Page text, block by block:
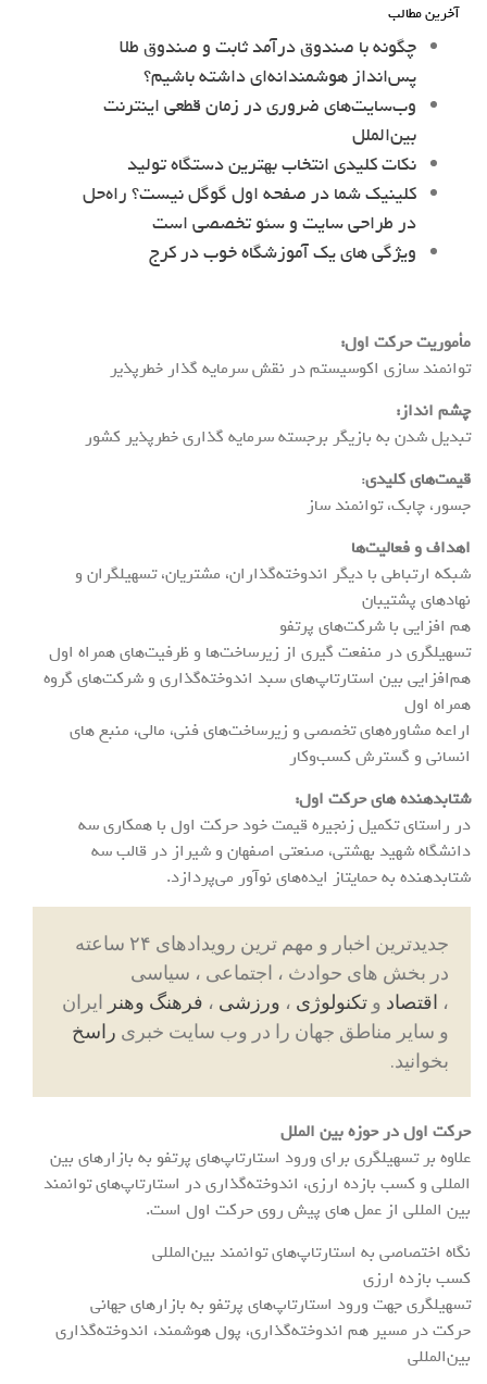
آخرین مطالب
چگونه با صندوق درآمد ثابت و صندوق طلا
پس‌انداز هوشمندانه‌ای داشته باشیم؟
وب‌سایت‌های ضروری در زمان قطعی اینترنت
بین‌الملل
نکات کلیدی انتخاب بهترین دستگاه تولید
کلینیک شما در صفحه اول گوگل نیست؟ راه‌حل
در طراحی سایت و سئو تخصصی است
ویژگی های یک آموزشگاه خوب در کرج
مأموریت حرکت اول:
توانمند سازی اكوسيستم در نقش سرمايه گذار خطرپذير
چشم انداز:
تبديل شدن به بازیگر برجسته سرمايه گذاری خطرپذير كشور
قیمت‌های کلیدی:
جسور، چابک، توانمند ساز
اهداف و فعالیت‌ها
شبکه ارتباطی با دیگر اندوخته‌گذاران، مشتریان، تسهیلگران و
نهادهای پشتیبان
هم افزایی با شرکت‌های پرتفو
تسهیلگری در منفعت گیری از زیرساخت‌ها و ظرفیت‌های همراه اول
هم‌افزایی بین استارتاپ‌های سبد اندوخته‌گذاری و شرکت‌های گروه
همراه اول
اراعه مشاوره‌های تخصصی و زیرساخت‌های فنی، مالی، منبع های
انسانی و گسترش‌ کسب‌وکار
شتابدهنده های حرکت اول:
در راستای تکمیل زنجیره قیمت خود حرکت اول با همکاری سه
دانشگاه شهید بهشتی، صنعتی اصفهان و شیراز در قالب سه
شتابدهنده به حمایتاز ایده‌های نوآور می‌پردازد.
جدیدترین اخبار و مهم ترین رویدادهای ۲۴ ساعته
در بخش های حوادث ، اجتماعی ، سیاسی
، اقتصاد و تکنولوژی ، ورزشی ، فرهنگ وهنر ایران
و سایر مناطق جهان را در وب سایت خبری راسخ
بخوانید.
حرکت اول در حوزه بین الملل
علاوه بر تسهیلگری برای ورود استارتاپ‌های پرتفو به بازارهای بین
المللی و کسب بازده ارزی، اندوخته‌گذاری در استارتاپ‌های توانمند
بین المللی از عمل های پیش روی حرکت اول است.
نگاه اختصاصی به استارتاپ‌های توانمند بین‌المللی
کسب بازده ارزی
تسهیلگری جهت ورود استارتاپ‌های پرتفو به بازارهای جهانی
حرکت در مسیر هم اندوخته‌گذاری، پول هوشمند، اندوخته‌گذاری
بین‌المللی